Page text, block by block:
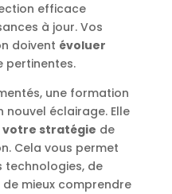
efficace
à jour. Vos
doivent évoluer
une formation
éclairage. Elle
stratégie de
Cela vous permet
technologies, de
mieux comprendre